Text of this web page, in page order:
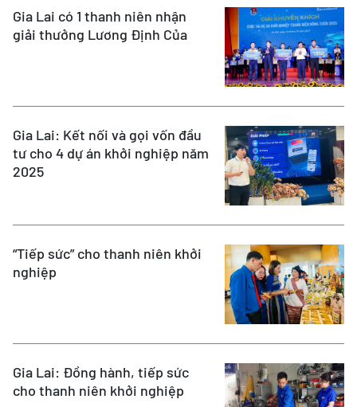
Gia Lai có 1 thanh niên nhận
giải thưởng Lương Định Của
Gia Lai: Kết nối và gọi vốn đầu
tư cho 4 dự án khởi nghiệp năm
2025
“Tiếp sức” cho thanh niên khởi
nghiệp
Gia Lai: Đồng hành, tiếp sức
cho thanh niên khởi nghiệp